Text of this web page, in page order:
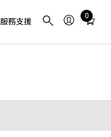
服務支援
0
Total
in